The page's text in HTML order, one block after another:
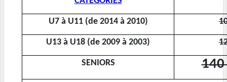
U7 à U11 (de 2014 à 2010)
U13 à U18 (de 2009 à 2003)
SENIORS 140